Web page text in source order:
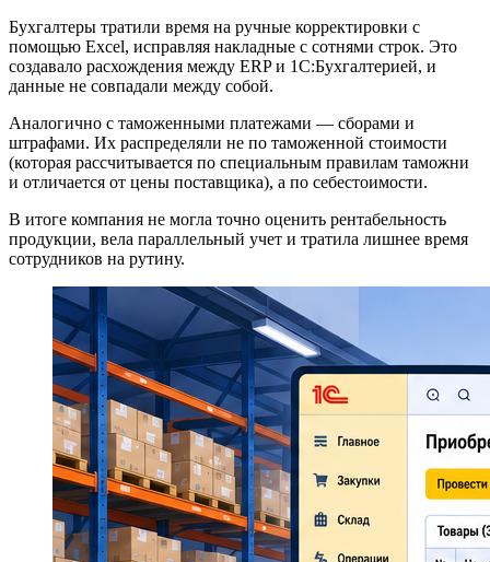
Бухгалтеры тратили время на ручные корректировки с
помощью Excel, исправляя накладные с сотнями строк. Это
создавало расхождения между ERP и 1С:Бухгалтерией, и
данные не совпадали между собой.
Аналогично с таможенными платежами — сборами и
штрафами. Их распределяли не по таможенной стоимости
(которая рассчитывается по специальным правилам таможни
и отличается от цены поставщика), а по себестоимости.
В итоге компания не могла точно оценить рентабельность
продукции, вела параллельный учет и тратила лишнее время
сотрудников на рутину.